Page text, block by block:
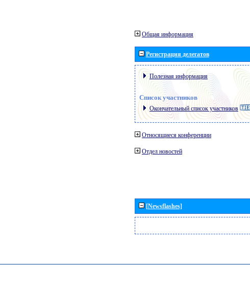
Общая информация
Регистрация делегатов
Полезная информация
Список участников
Окончательный список участников
Относящиеся конференции
Отдел новостей
[Newsflashes]